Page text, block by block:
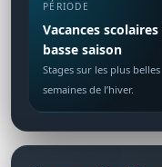
PÉRIODE
Vacances scolaires
basse saison
Stages sur les plus belles
semaines de l’hiver.